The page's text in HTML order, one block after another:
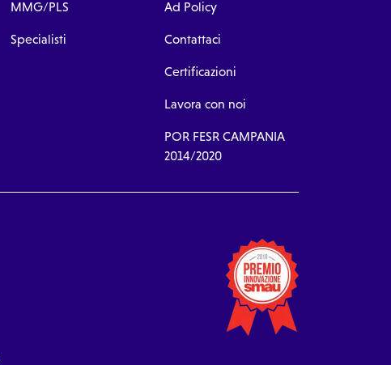
MMG/PLS
Specialisti
Ad Policy
Contattaci
Certificazioni
Lavora con noi
POR FESR CAMPANIA
2014/2020